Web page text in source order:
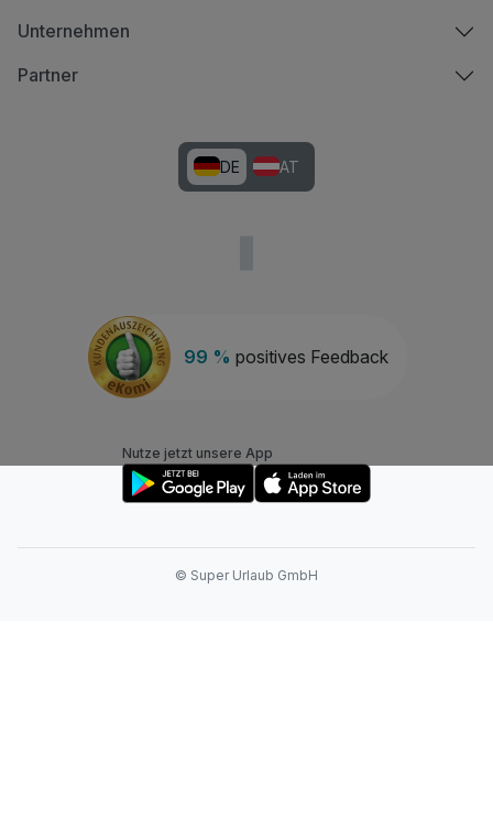
99 % positives Feedback
Unternehmen
Partner
DE AT
Nutze jetzt unsere App
© Super Urlaub GmbH